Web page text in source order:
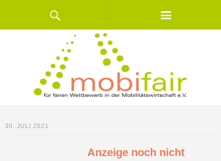
30. JULI 2021
Anzeige noch nicht